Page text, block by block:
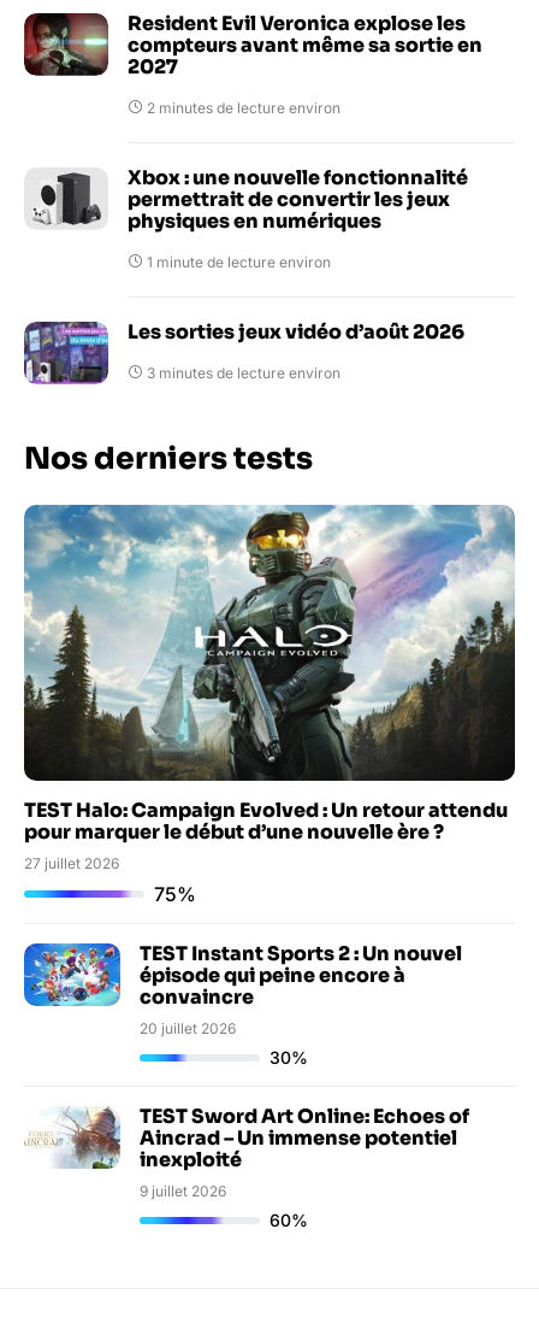
Resident Evil Veronica explose les
compteurs avant même sa sortie en
2027
2 minutes de lecture environ
Xbox : une nouvelle fonctionnalité
permettrait de convertir les jeux
physiques en numériques
1 minute de lecture environ
Les sorties jeux vidéo d’août 2026
3 minutes de lecture environ
Nos derniers tests
TEST Halo: Campaign Evolved : Un retour attendu
pour marquer le début d’une nouvelle ère ?
27 juillet 2026
75%
TEST Instant Sports 2 : Un nouvel
épisode qui peine encore à
convaincre
20 juillet 2026
30%
TEST Sword Art Online: Echoes of
Aincrad – Un immense potentiel
inexploité
9 juillet 2026
60%